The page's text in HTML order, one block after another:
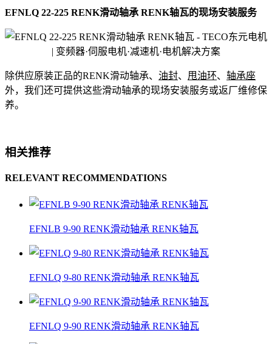
EFNLQ 22-225 RENK滑动轴承 RENK轴瓦的现场安装服务
除供应原装正品的RENK滑动轴承、 油封、 甩油环、 轴承座
外，我们还可提供这些滑动轴承的现场安装服务或返厂维修保
养。
相关推荐
RELEVANT RECOMMENDATIONS
EFNLB 9-90 RENK滑动轴承 RENK轴瓦
EFNLQ 9-80 RENK滑动轴承 RENK轴瓦
EFNLQ 9-90 RENK滑动轴承 RENK轴瓦